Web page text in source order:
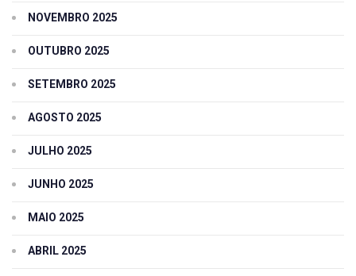
NOVEMBRO 2025
OUTUBRO 2025
SETEMBRO 2025
AGOSTO 2025
JULHO 2025
JUNHO 2025
MAIO 2025
ABRIL 2025